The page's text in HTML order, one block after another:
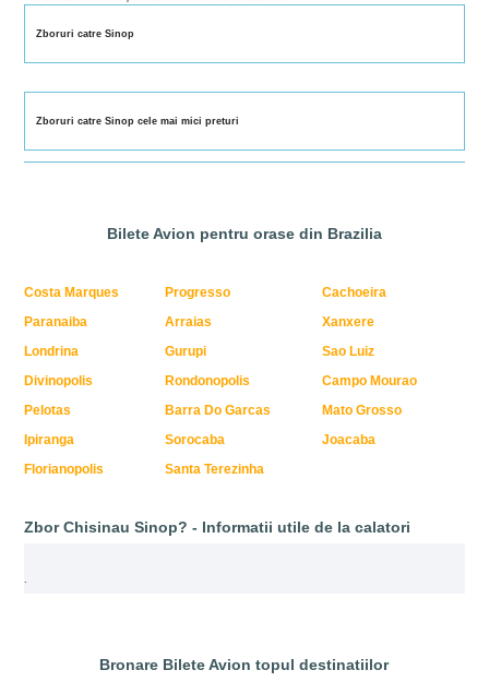
Zboruri catre Sinop
Zboruri catre Sinop cele mai mici preturi
Bilete Avion pentru orase din Brazilia
Costa Marques Progresso
Cachoeira
Paranaiba
Arraias
Xanxere
Londrina
Gurupi
Sao Luiz
Divinopolis
Rondonopolis
Campo Mourao
Pelotas
Barra Do Garcas
Mato Grosso
Ipiranga
Sorocaba
Joacaba
Florianopolis
Santa Terezinha
Zbor Chisinau Sinop? - Informatii utile de la calatori
.
Bronare Bilete Avion topul destinatiilor